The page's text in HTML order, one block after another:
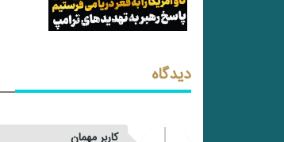
دیدگاه
کاربر مهمان